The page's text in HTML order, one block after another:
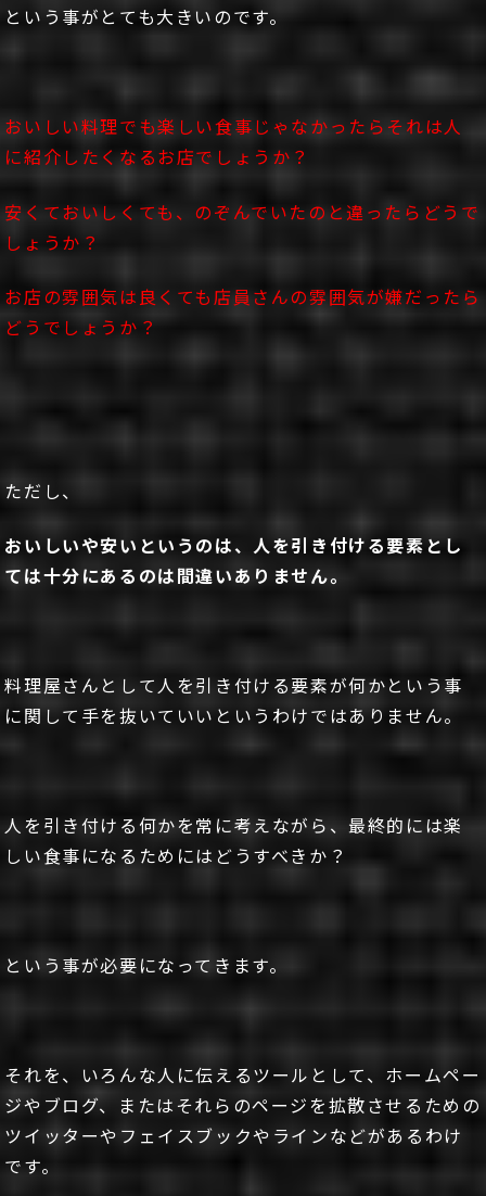
という事がとても大きいのです。
おいしい料理でも楽しい食事じゃなかったらそれは人
に紹介したくなるお店でしょうか？
安くておいしくても、のぞんでいたのと違ったらどうで
しょうか？
お店の雰囲気は良くても店員さんの雰囲気が嫌だったら
どうでしょうか？
ただし、
おいしいや安いというのは、人を引き付ける要素とし
ては十分にあるのは間違いありません。
料理屋さんとして人を引き付ける要素が何かという事
に関して手を抜いていいというわけではありません。
人を引き付ける何かを常に考えながら、最終的には楽
しい食事になるためにはどうすべきか？
という事が必要になってきます。
それを、いろんな人に伝えるツールとして、ホームペー
ジやブログ、またはそれらのページを拡散させるための
ツイッターやフェイスブックやラインなどがあるわけ
です。